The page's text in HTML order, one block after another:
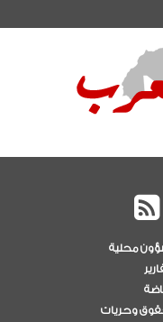
محلية
وحريات